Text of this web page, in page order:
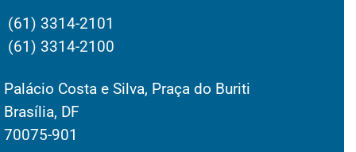
(61) 3314-2101
(61) 3314-2100
Palácio Costa e Silva, Praça do Buriti
Brasília, DF
70075-901